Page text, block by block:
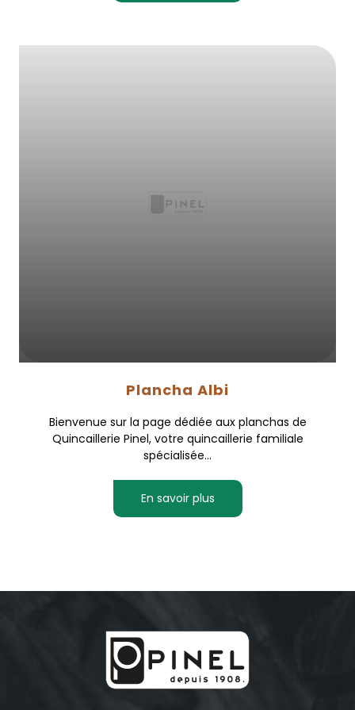
Plancha Albi
Bienvenue sur la page dédiée aux planchas de
Quincaillerie Pinel, votre quincaillerie familiale
spécialisée...
En savoir plus